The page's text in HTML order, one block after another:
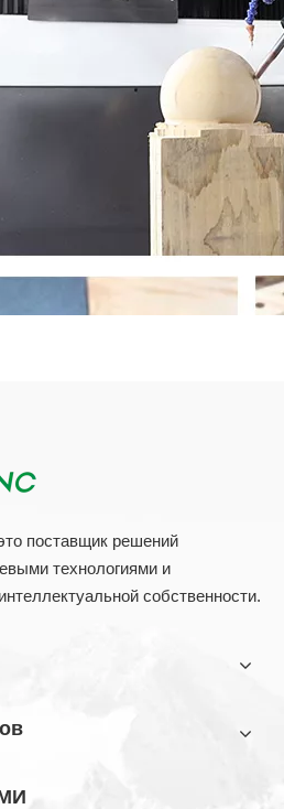
поставщик решений
технологиями и
собственности.